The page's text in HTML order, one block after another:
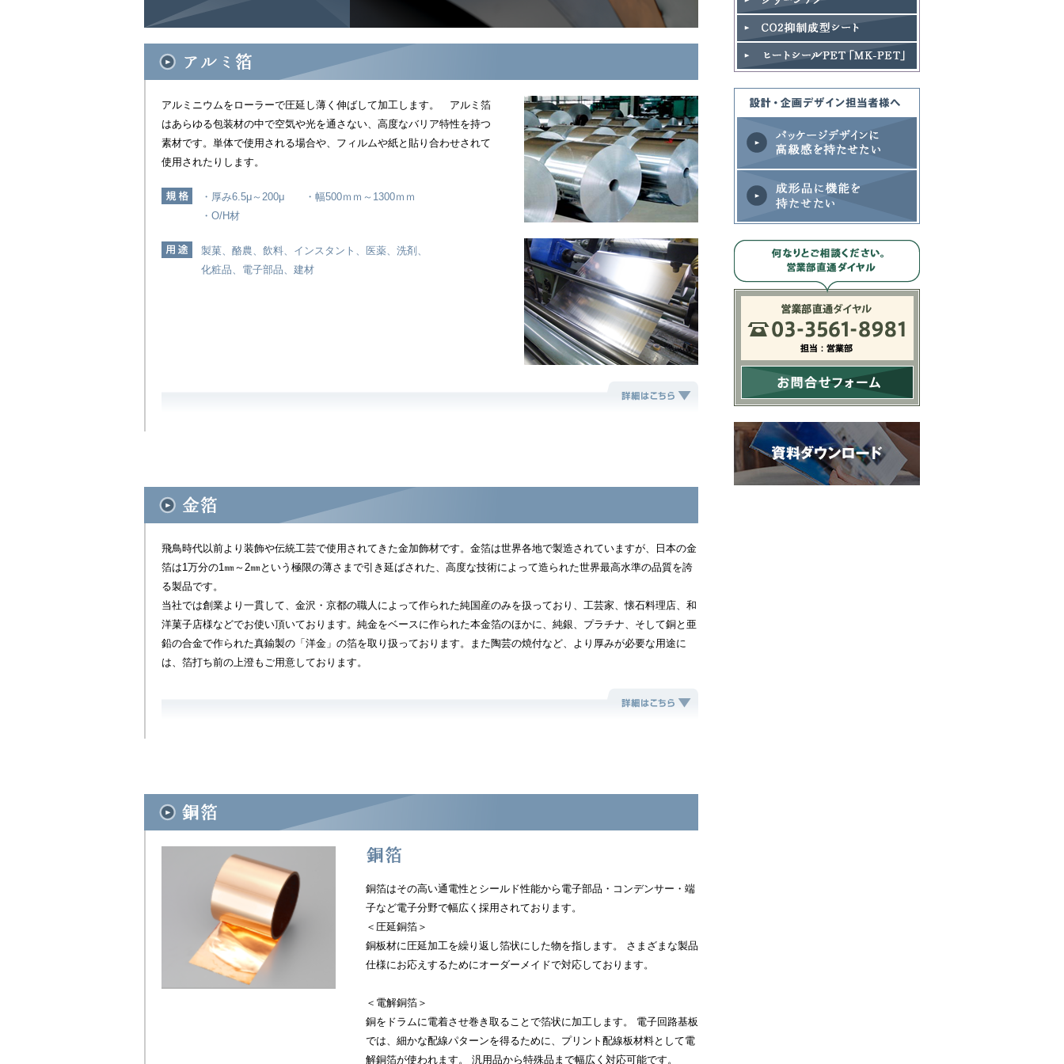
アルミニウムをローラーで圧延し薄く伸ばして加工します。 アルミ箔
はあらゆる包装材の中で空気や光を通さない、高度なバリア特性を持つ
素材です。単体で使用される場合や、フィルムや紙と貼り合わせされて
使用されたりします。
・厚み6.5μ～200μ ・幅500ｍｍ～1300ｍｍ
・O/H材
製菓、酪農、飲料、インスタント、医薬、洗剤、
化粧品、電子部品、建材
飛鳥時代以前より装飾や伝統工芸で使用されてきた金加飾材です。金箔は世界各地で製造されていますが、日本の金
箔は1万分の1㎜～2㎜という極限の薄さまで引き延ばされた、高度な技術によって造られた世界最高水準の品質を誇
る製品です。
当社では創業より一貫して、金沢・京都の職人によって作られた純国産のみを扱っており、工芸家、懐石料理店、和
洋菓子店様などでお使い頂いております。純金をベースに作られた本金箔のほかに、純銀、プラチナ、そして銅と亜
鉛の合金で作られた真鍮製の「洋金」の箔を取り扱っております。また陶芸の焼付など、より厚みが必要な用途に
は、箔打ち前の上澄もご用意しております。
銅箔はその高い通電性とシールド性能から電子部品・コンデンサー・端
子など電子分野で幅広く採用されております。
＜圧延銅箔＞
銅板材に圧延加工を繰り返し箔状にした物を指します。 さまざまな製品
仕様にお応えするためにオーダーメイドで対応しております。
＜電解銅箔＞
銅をドラムに電着させ巻き取ることで箔状に加工します。 電子回路基板
では、細かな配線パターンを得るために、プリント配線板材料として電
解銅箔が使われます。 汎用品から特殊品まで幅広く対応可能です。